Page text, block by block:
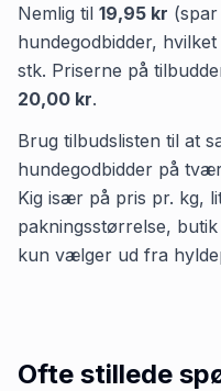
Nemlig til 19,95 kr (spar
hundegodbidder, hvilket
stk. Priserne på
20,00 kr.
Brug tilbudslisten til at
hundegodbidder på
Kig især på pris pr. kg,
pakningsstørrelse,
kun vælger ud fra
Ofte stillede